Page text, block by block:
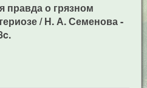
правда о грязном
/ Н. А. Семенова -